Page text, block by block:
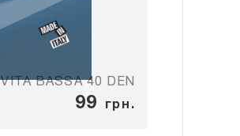
VITA BASSA 40 DEN
99 грн.